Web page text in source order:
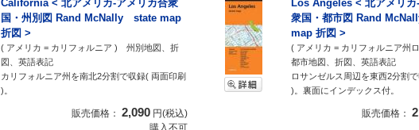
California < 北アメリカ-アメリカ合衆
国・州別図 Rand McNally state map
折図 >
( アメリカ = カリフォルニア ) 州別地図、折
図、英語表記
カリフォルニア州を南北2分割で収録( 両面印刷
)。
販売価格： 2,090 円(税込)
購入不可
Los Angeles < 北アメリカ
衆国・都市図 Rand
map 折図 >
( アメリカ = カリフォルニア州
都市地図、折図、英語表記
ロサンゼルス周辺を東西2分割
)。裏面にインデックス付。
販売価格：